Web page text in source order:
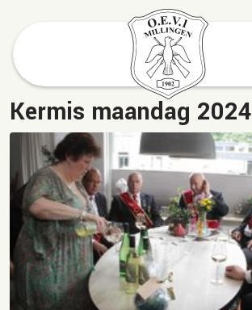
Kermis maandag 2024